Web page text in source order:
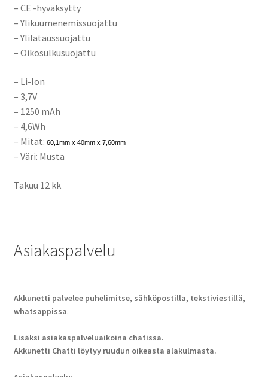
– CE -hyväksytty
– Ylikuumenemissuojattu
– Ylilataussuojattu
– Oikosulkusuojattu
– Li-Ion
– 3,7V
– 1250 mAh
– 4,6Wh
– Mitat: 60,1mm x 40mm x 7,60mm
– Väri: Musta
Takuu 12 kk
Asiakaspalvelu
Akkunetti palvelee puhelimitse, sähköpostilla, tekstiviestillä,
whatsappissa.
Lisäksi asiakaspalveluaikoina chatissa.
Akkunetti Chatti löytyy ruudun oikeasta alakulmasta.